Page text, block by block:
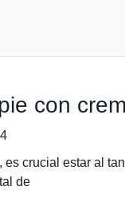
con
crucial estar al
de